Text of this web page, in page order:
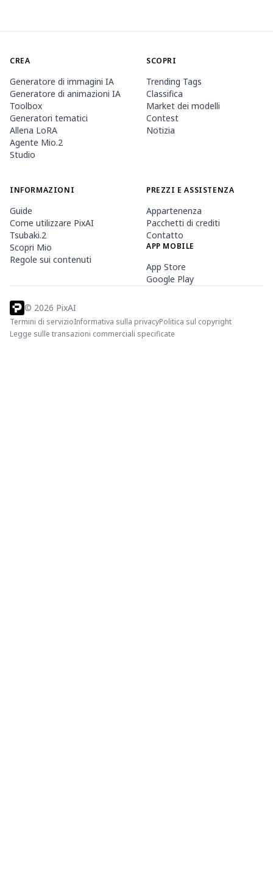
CREA
Generatore di immagini IA
Generatore di animazioni IA
Toolbox
Generatori tematici
Allena LoRA
Agente Mio.2
Studio
SCOPRI
Trending Tags
Classifica
Market dei modelli
Contest
Notizia
INFORMAZIONI
Guide
Come utilizzare PixAI
Tsubaki.2
Scopri Mio
Regole sui contenuti
PREZZI E ASSISTENZA
Appartenenza
Pacchetti di crediti
Contatto
APP MOBILE
App Store
Google Play
© 2026 PixAI
Termini di servizioInformativa sulla privacyPolitica sul copyright
Legge sulle transazioni commerciali specificate